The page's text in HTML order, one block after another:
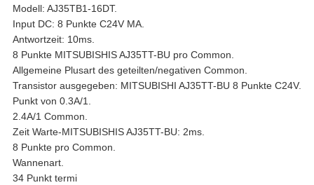
Modell: AJ35TB1-16DT.
Input DC: 8 Punkte C24V MA.
Antwortzeit: 10ms.
8 Punkte MITSUBISHIS AJ35TT-BU pro Common.
Allgemeine Plusart des geteilten/negativen Common.
Transistor ausgegeben: MITSUBISHI AJ35TT-BU 8 Punkte C24V.
Punkt von 0.3A/1.
2.4A/1 Common.
Zeit Warte-MITSUBISHIS AJ35TT-BU: 2ms.
8 Punkte pro Common.
Wannenart.
34 Punkt termi